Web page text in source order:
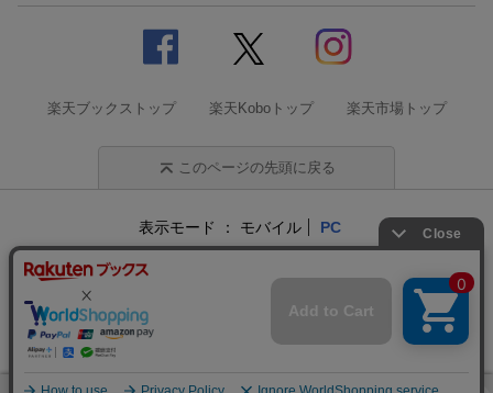
楽天ブックストップ 楽天Koboトップ 楽天市場トップ
このページの先頭に戻る
表示モード モバイル PC
企業情報 個人情報保護方針
特定商取引法に基づく表記